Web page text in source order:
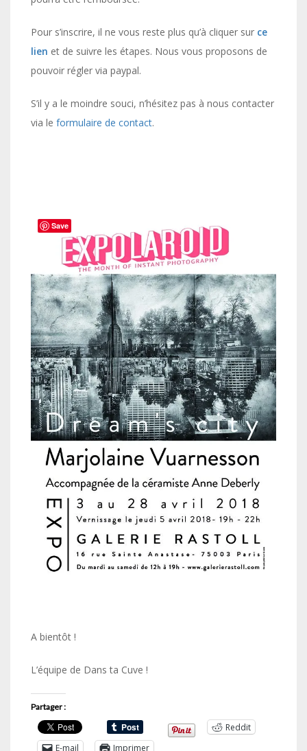
Pour s’inscrire, il ne vous reste plus qu’à cliquer sur ce
lien et de suivre les étapes. Nous vous proposons de
pouvoir régler via paypal.
S’il y a le moindre souci, n’hésitez pas à nous contacter
via le formulaire de contact.
A bientôt !
L’équipe de Dans ta Cuve !
Partager :
Reddit
E-mail
Imprimer
Save